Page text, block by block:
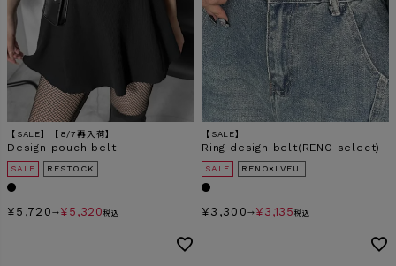
【SALE】【8/7再入荷】
Design pouch belt
SALE RESTOCK
¥ 5,720 → ¥ 5,320 税込
【SALE】
Ring design belt(RENO select)
SALE RENO×LVEU.
¥ 3,300 → ¥ 3,135 税込